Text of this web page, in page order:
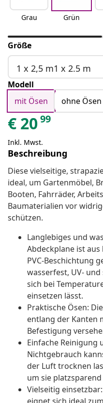
Grau Grün
Größe
1 x 2,5 m1 x 2.5 m
Modell
mit Ösen
ohne Ösen
€ 2099
Inkl. Mwst.
Beschreibung
Diese vielseitige,
ideal, um Gartenmöbel,
Booten, Fahrräder,
Baumaterialien vor
schützen.
Langlebiges und
Abdeckplane ist
PVC-Beschichtung
wasserfest, UV-
sich bei
einsetzen lässt.
Praktische Ösen:
entlang der Kanten
Befestigung
Einfache Reinigung
Nichtgebrauch
der Luft trocknen
um sie
Vielseitig